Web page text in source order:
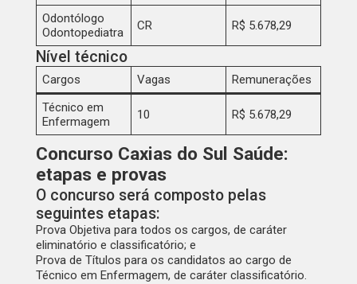
Odontólogo
Odontopediatra
CR R$ 5.678,29
Nível técnico
Cargos Vagas
Remunerações
Técnico em
Enfermagem
10 R$ 5.678,29
Concurso Caxias do Sul Saúde:
etapas e provas
O concurso será composto pelas
seguintes etapas:
Prova Objetiva para todos os cargos, de caráter
eliminatório e classificatório; e
Prova de Títulos para os candidatos ao cargo de
Técnico em Enfermagem, de caráter classificatório.